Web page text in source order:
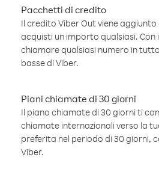
Pacchetti di credito
Il credito Viber Out viene
acquisti un importo qualsiasi.
chiamare qualsiasi numero in
basse di Viber.
Piani chiamate di 30 giorni
Il piano chiamate di 30 giorni ti
chiamate internazionali verso la
preferita nel periodo di 30 giorni,
Viber.